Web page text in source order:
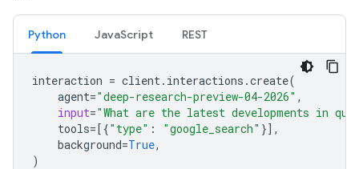
Python JavaScript REST
interaction = client. interactions .create(
agent="deep-research-preview-04-2026" ,
input="What are the latest developments in
tools=[{"type" : "google_search" }],
background=True,
)